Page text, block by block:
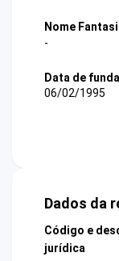
Nome
-
Data de
06/02/1995
Dados da
Código e
jurídica